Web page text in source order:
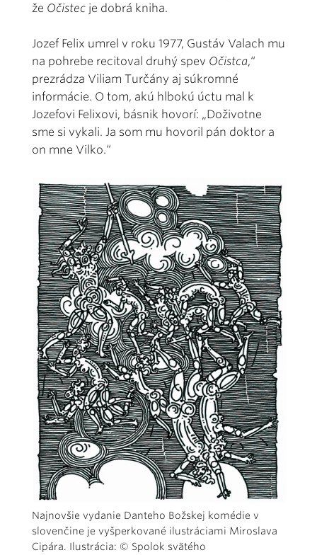
že Očistec je dobrá kniha.
Jozef Felix umrel v roku 1977, Gustáv Valach mu
na pohrebe recitoval druhý spev Očistca,“
prezrádza Viliam Turčány aj súkromné
informácie. O tom, akú hlbokú úctu mal k
Jozefovi Felixovi, básnik hovorí: „Doživotne
sme si vykali. Ja som mu hovoril pán doktor a
on mne Vilko.“
Najnovšie vydanie Danteho Božskej komédie v
slovenčine je vyšperkované ilustráciami Miroslava
Cipára. Ilustrácia: © Spolok svätého